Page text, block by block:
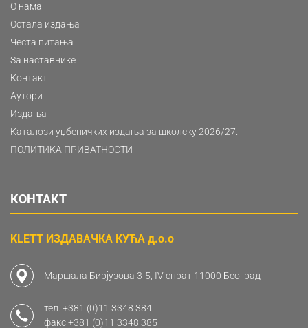
О нама
Остала издања
Честа питања
За наставнике
Контакт
Аутори
Издања
Каталози уџбеничких издања за школску 2026/27.
ПОЛИТИКА ПРИВАТНОСТИ
КОНТАКТ
KLETT ИЗДАВАЧКА КУЋА д.о.о
Маршала Бирјузова 3-5, IV спрат 11000 Београд
тел. +381 (0)11 3348 384
факс+381 (0)11 3348 385